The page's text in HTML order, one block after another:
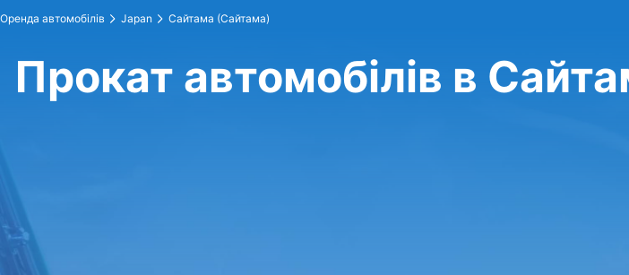
Оренда автомобілів Japan Сайтама (Сайтама)
Прокат автомобілів в